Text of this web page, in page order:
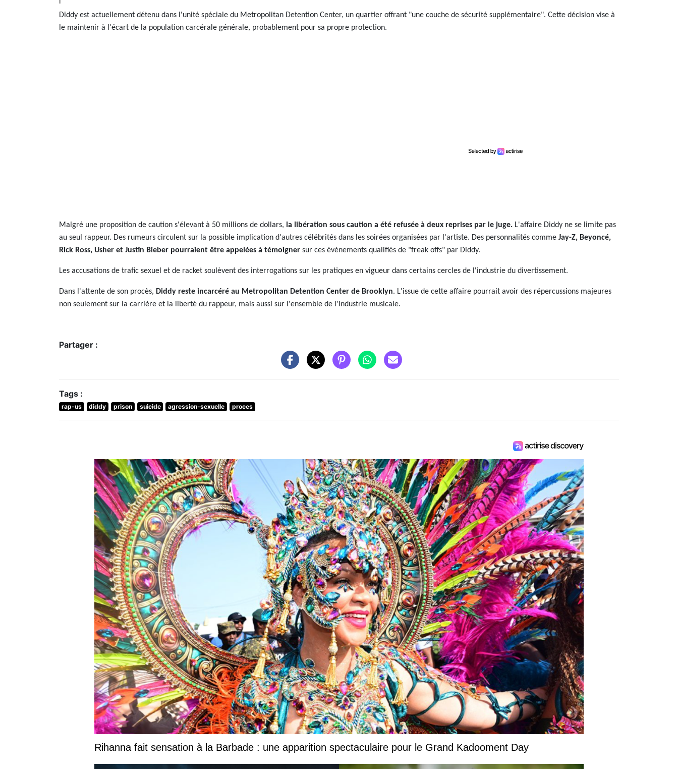
Diddy est actuellement détenu dans l'unité spéciale du Metropolitan Detention Center, un quartier offrant "une couche de sécurité supplémentaire". Cette décision vise à
le maintenir à l'écart de la population carcérale générale, probablement pour sa propre protection.
Malgré une proposition de caution s'élevant à 50 millions de dollars, la libération sous caution a été refusée à deux reprises par le juge. L'affaire Diddy ne se limite pas
au seul rappeur. Des rumeurs circulent sur la possible implication d'autres célébrités dans les soirées organisées par l'artiste. Des personnalités comme Jay-Z, Beyoncé,
Rick Ross, Usher et Justin Bieber pourraient être appelées à témoigner sur ces événements qualifiés de "freak offs" par Diddy.
Les accusations de trafic sexuel et de racket soulèvent des interrogations sur les pratiques en vigueur dans certains cercles de l'industrie du divertissement.
Dans l'attente de son procès, Diddy reste incarcéré au Metropolitan Detention Center de Brooklyn. L'issue de cette affaire pourrait avoir des répercussions majeures
non seulement sur la carrière et la liberté du rappeur, mais aussi sur l'ensemble de l'industrie musicale.
Partager :
Tags :
rap-us diddy prison suicide agression-sexuelle proces
Rihanna fait sensation à la Barbade : une apparition spectaculaire pour le Grand Kadooment Day